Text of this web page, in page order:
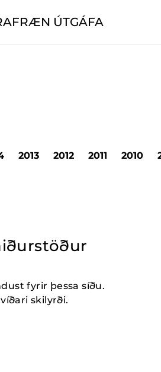
ÚTGÁFA
2013 2012 2011 2010
fyrir þessa síðu.
skilyrði.